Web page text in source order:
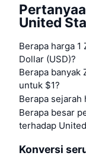
United
Berapa harga 1
Dollar (USD)?
Berapa banyak
untuk $1?
Berapa sejarah
Berapa besar
terhadap
Konversi